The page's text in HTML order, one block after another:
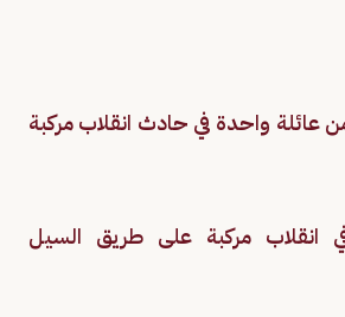
من عائلة واحدة في حادث انقلاب مركبة
انقلاب مركبة على طريق السيل